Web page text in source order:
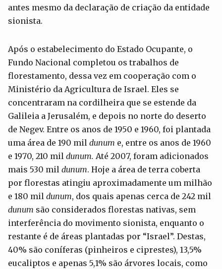
antes mesmo da declaração de criação da entidade
sionista.
Após o estabelecimento do Estado Ocupante, o
Fundo Nacional completou os trabalhos de
florestamento, dessa vez em cooperação com o
Ministério da Agricultura de Israel. Eles se
concentraram na cordilheira que se estende da
Galileia a Jerusalém, e depois no norte do deserto
de Negev. Entre os anos de 1950 e 1960, foi plantada
uma área de 190 mil dunum e, entre os anos de 1960
e 1970, 210 mil dunum. Até 2007, foram adicionados
mais 530 mil dunum. Hoje a área de terra coberta
por florestas atingiu aproximadamente um milhão
e 180 mil dunum, dos quais apenas cerca de 242 mil
dunum são considerados florestas nativas, sem
interferência do movimento sionista, enquanto o
restante é de áreas plantadas por “Israel”. Destas,
40% são coníferas (pinheiros e ciprestes), 13,5%
eucaliptos e apenas 5,1% são árvores locais, como